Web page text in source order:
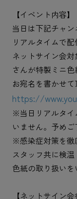
【イベント内容】
当日は下記チャ
リアルタイムで配
ネットサイン会
さんが特製ミニ
お宛名を書かせて
https://
※当日リアルタイ
いません。予めご
※感染症対策を徹
スタッフ共に検温
色紙の取り扱いを
【ネットサイン会